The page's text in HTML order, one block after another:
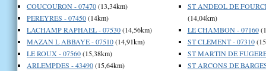
COUCOURON - 07470(13,34km)
PEREYRES - 07450(14km)
LACHAMP RAPHAEL - 07530(14,56km)
MAZAN L ABBAYE - 07510(14,91km)
LE ROUX - 07560(15,38km)
ARLEMPDES - 43490(15,64km)
ST ANDEOL DE
(14,04km)
LE CHAMBON - 07160
ST CLEMENT - 07310
ST MARTIN DE
ST ARCONS DE